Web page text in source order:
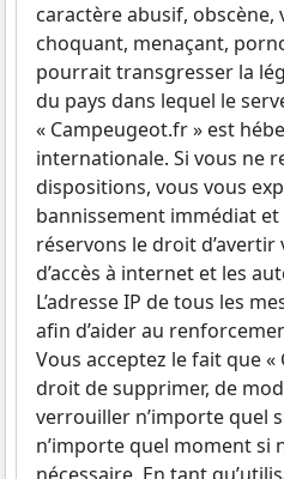
caractère abusif,
choquant, menaçant,
pourrait transgresser la
du pays dans lequel le
« Campeugeot.fr » est
internationale. Si vous ne
dispositions, vous vous
bannissement immédiat
réservons le droit
d’accès à internet et les
L’adresse IP de tous les
afin d’aider au
Vous acceptez le fait que
droit de supprimer, de
verrouiller n’importe quel
n’importe quel moment si